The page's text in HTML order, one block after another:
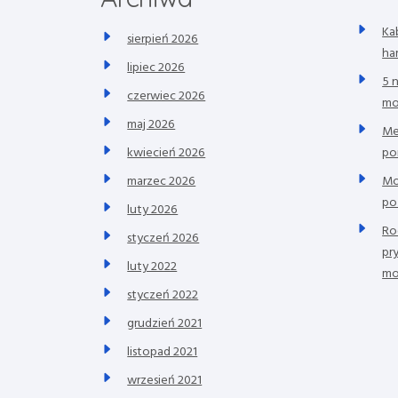
i
s
u
sierpień 2026
lipiec 2026
czerwiec 2026
maj 2026
kwiecień 2026
marzec 2026
luty 2026
styczeń 2026
luty 2022
styczeń 2022
grudzień 2021
listopad 2021
wrzesień 2021
5